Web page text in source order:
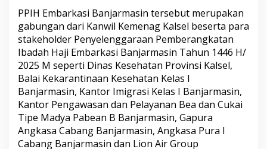
a
r
m
a
s
i
n
PPIH Embarkasi Banjarmasin tersebut merupakan
gabungan dari Kanwil Kemenag Kalsel beserta para
stakeholder Penyelenggaraan Pemberangkatan
Ibadah Haji Embarkasi Banjarmasin Tahun 1446 H/
2025 M seperti Dinas Kesehatan Provinsi Kalsel,
Balai Kekarantinaan Kesehatan Kelas I
Banjarmasin, Kantor Imigrasi Kelas I Banjarmasin,
Kantor Pengawasan dan Pelayanan Bea dan Cukai
Tipe Madya Pabean B Banjarmasin, Gapura
Angkasa Cabang Banjarmasin, Angkasa Pura I
Cabang Banjarmasin dan Lion Air Group